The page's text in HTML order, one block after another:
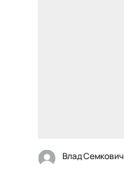
Влад Семкович